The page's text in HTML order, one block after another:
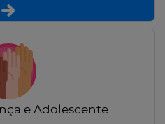
e Adolescente